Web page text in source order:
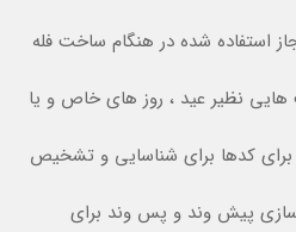
استفاده شده در هنگام ساخت فله
هایی نظیر عید ، روز های خاص و یا
کدها برای شناسایی و تشخیص
سازی پیش وند و پس وند برای